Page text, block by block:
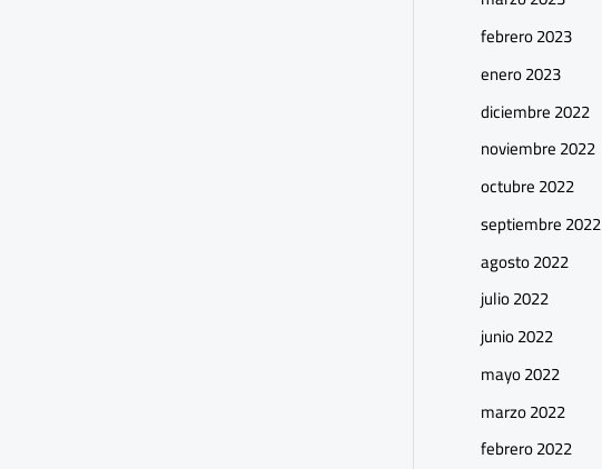
febrero 2023
enero 2023
diciembre 2022
noviembre 2022
octubre 2022
septiembre 2022
agosto 2022
julio 2022
junio 2022
mayo 2022
marzo 2022
febrero 2022